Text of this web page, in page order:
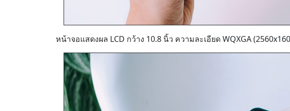
หน้าจอแสดงผล LCD กว้าง 10.8 นิ้ว ความละเอียด WQXGA